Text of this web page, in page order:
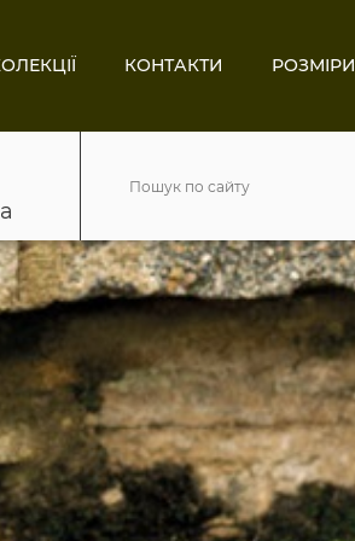
КОНТАКТИ РОЗМІРИ